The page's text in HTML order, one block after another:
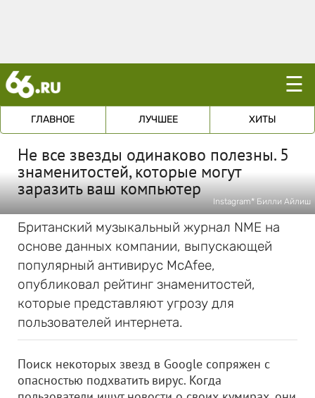
☰
ГЛАВНОЕ ЛУЧШЕЕ ХИТЫ
Не все звезды одинаково полезны. 5
знаменитостей, которые могут
заразить ваш компьютер
Instagram* Билли Айлиш
Британский музыкальный журнал NME на
основе данных компании, выпускающей
популярный антивирус McAfee,
опубликовал рейтинг знаменитостей,
которые представляют угрозу для
пользователей интернета.
Поиск некоторых звезд в Google сопряжен с
опасностью подхватить вирус. Когда